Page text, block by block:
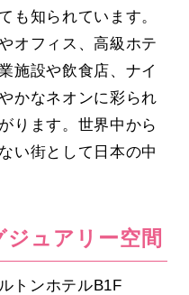
も知られています。
オフィス、高級ホテ
施設や飲食店、ナイ
かなネオンに彩られ
ります。世界中から
い街として日本の中
ュアリー空間
トンホテルB1F